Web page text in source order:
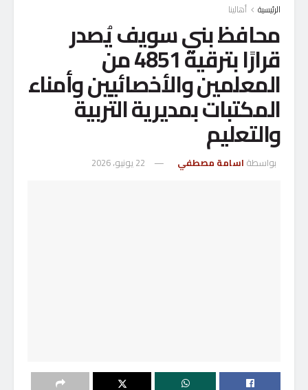
الرئيسية أهالينا
محافظ بني سويف يُصدر
قرارًا بترقية 4851 من
المعلمين والأخصائيين وأمناء
المكتبات بمديرية التربية
والتعليم
بواسطة اسامة مصطفي 22 يونيو، 2026